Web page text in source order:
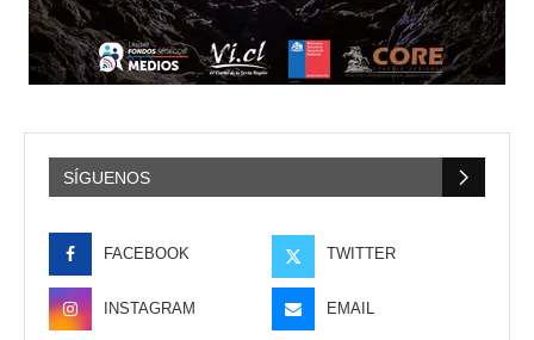
SÍGUENOS
FACEBOOK TWITTER
INSTAGRAM EMAIL